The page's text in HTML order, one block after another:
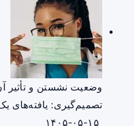
وضعیت نشستن و تأثیر
تصمیم‌گیری: یافته‌های